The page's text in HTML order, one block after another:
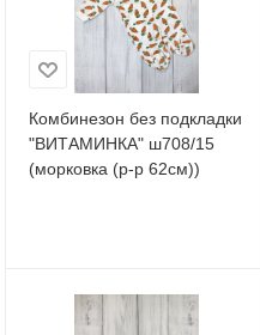
Комбинезон без подкладки
"ВИТАМИНКА" ш708/15
(морковка (р-р 62см))